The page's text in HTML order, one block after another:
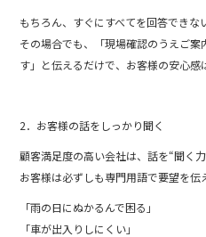
もちろん、すぐにすべてを回答できな
その場合でも、「現場確認のうえご
す」と伝えるだけで、お客様の安心感
2．お客様の話をしっかり聞く
顧客満足度の高い会社は、話を“聞く
お客様は必ずしも専門用語で要望を伝
「雨の日にぬかるんで困る」
「車が出入りしにくい」